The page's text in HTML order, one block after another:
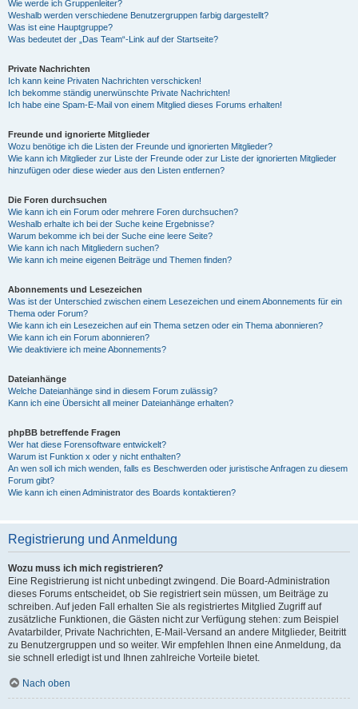
Wie werde ich Gruppenleiter?
Weshalb werden verschiedene Benutzergruppen farbig dargestellt?
Was ist eine Hauptgruppe?
Was bedeutet der „Das Team“-Link auf der Startseite?
Private Nachrichten
Ich kann keine Privaten Nachrichten verschicken!
Ich bekomme ständig unerwünschte Private Nachrichten!
Ich habe eine Spam-E-Mail von einem Mitglied dieses Forums erhalten!
Freunde und ignorierte Mitglieder
Wozu benötige ich die Listen der Freunde und ignorierten Mitglieder?
Wie kann ich Mitglieder zur Liste der Freunde oder zur Liste der ignorierten Mitglieder
hinzufügen oder diese wieder aus den Listen entfernen?
Die Foren durchsuchen
Wie kann ich ein Forum oder mehrere Foren durchsuchen?
Weshalb erhalte ich bei der Suche keine Ergebnisse?
Warum bekomme ich bei der Suche eine leere Seite?
Wie kann ich nach Mitgliedern suchen?
Wie kann ich meine eigenen Beiträge und Themen finden?
Abonnements und Lesezeichen
Was ist der Unterschied zwischen einem Lesezeichen und einem Abonnements für ein
Thema oder Forum?
Wie kann ich ein Lesezeichen auf ein Thema setzen oder ein Thema abonnieren?
Wie kann ich ein Forum abonnieren?
Wie deaktiviere ich meine Abonnements?
Dateianhänge
Welche Dateianhänge sind in diesem Forum zulässig?
Kann ich eine Übersicht all meiner Dateianhänge erhalten?
phpBB betreffende Fragen
Wer hat diese Forensoftware entwickelt?
Warum ist Funktion x oder y nicht enthalten?
An wen soll ich mich wenden, falls es Beschwerden oder juristische Anfragen zu diesem
Forum gibt?
Wie kann ich einen Administrator des Boards kontaktieren?
Registrierung und Anmeldung
Wozu muss ich mich registrieren?
Eine Registrierung ist nicht unbedingt zwingend. Die Board-Administration
dieses Forums entscheidet, ob Sie registriert sein müssen, um Beiträge zu
schreiben. Auf jeden Fall erhalten Sie als registriertes Mitglied Zugriff auf
zusätzliche Funktionen, die Gästen nicht zur Verfügung stehen: zum Beispiel
Avatarbilder, Private Nachrichten, E-Mail-Versand an andere Mitglieder, Beitritt
zu Benutzergruppen und so weiter. Wir empfehlen Ihnen eine Anmeldung, da
sie schnell erledigt ist und Ihnen zahlreiche Vorteile bietet.
Nach oben